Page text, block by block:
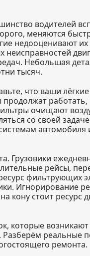
водителей
меняются
недооценивают
Небольшая
тысяч.
что ваши
работать,
очищают
со своей
автомобиля
Грузовики
рейсы,
фильтрующих
Игнорирование
кону стоит ресурс
которые возникают
реальные
ремонта.